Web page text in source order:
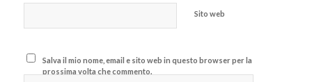
Sito web
Salva il mio nome, email e sito web in questo browser per la
prossima volta che commento.